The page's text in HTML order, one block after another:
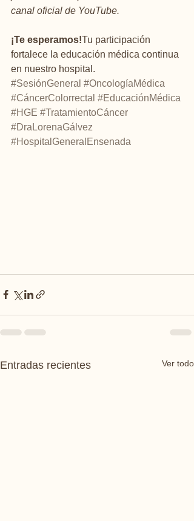
canal oficial de YouTube.
¡Te esperamos!Tu participación
fortalece la educación médica continua
en nuestro hospital.
#SesiónGeneral #OncologíaMédica
#CáncerColorrectal #EducaciónMédica
#HGE #TratamientoCáncer
#DraLorenaGálvez
#HospitalGeneralEnsenada
Entradas recientes Ver todo